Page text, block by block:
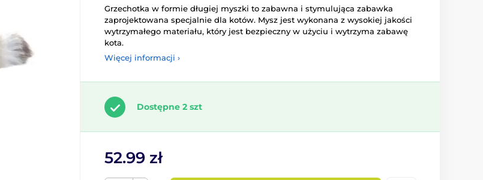
Grzechotka w formie długiej myszki to zabawna i stymulująca zabawka
zaprojektowana specjalnie dla kotów. Mysz jest wykonana z wysokiej jakości
wytrzymałego materiału, który jest bezpieczny w użyciu i wytrzyma zabawę
kota.
Więcej informacji ›
Dostępne 2 szt
52.99 zł